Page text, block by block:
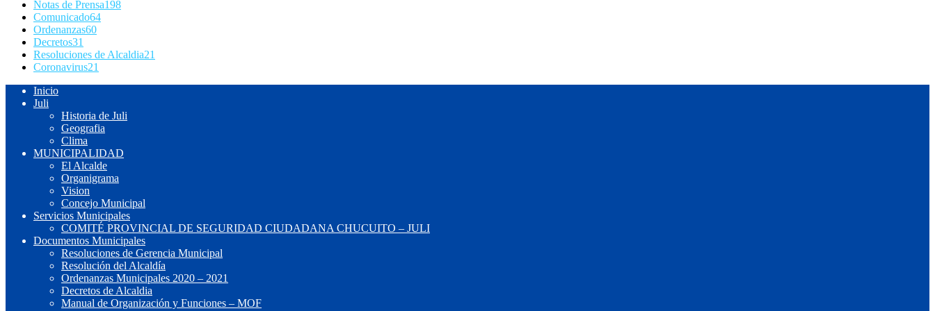
Notas de Prensa198
Comunicado64
Ordenanzas60
Decretos31
Resoluciones de Alcaldia21
Coronavirus21
Inicio
Juli
Historia de Juli
Geografia
Clima
MUNICIPALIDAD
El Alcalde
Organigrama
Vision
Concejo Municipal
Servicios Municipales
COMITÉ PROVINCIAL DE SEGURIDAD CIUDADANA CHUCUITO – JULI
Documentos Municipales
Resoluciones de Gerencia Municipal
Resolución del Alcaldía
Ordenanzas Municipales 2020 – 2021
Decretos de Alcaldia
Manual de Organización y Funciones – MOF